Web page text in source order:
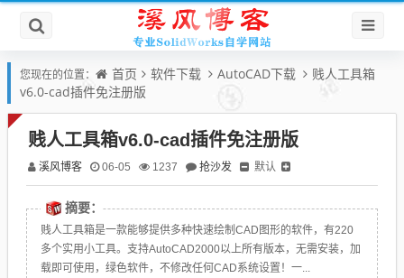
您现在的位置： 首页 软件下载 AutoCAD下载
贱人工具箱
v6.0-cad插件免注册版
贱人工具箱v6.0-cad插件免注册版
溪风博客 06-05 1237 抢沙发 默认
摘要：
贱人工具箱是一款能够提供多种快速绘制CAD图形的软件，有220
多个实用小工具。支持AutoCAD2000以上所有版本，无需安装，加
载即可使用，绿色软件，不修改任何CAD系统设置！一...